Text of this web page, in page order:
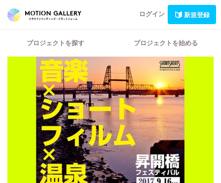
ログイン 新規登録
プロジェクトを探す プロジェクトを始める